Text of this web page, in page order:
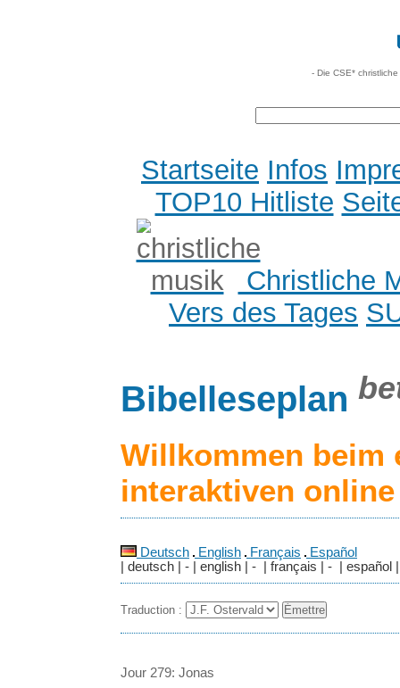
- Die CSE*
Startseite Infos
TOP10 Hitliste
Christliche
Vers des Tages
Bibelleseplan
Willkommen beim
interaktiven
Deutsch English Français
Español
| deutsch | - | english | - | français | - | español |
Traduction :
Jour 279: Jonas